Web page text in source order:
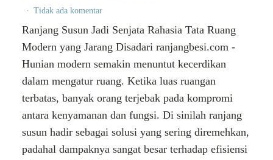
Tidak ada komentar
Ranjang Susun Jadi Senjata Rahasia Tata Ruang
Modern yang Jarang Disadari ranjangbesi.com -
Hunian modern semakin menuntut kecerdikan
dalam mengatur ruang. Ketika luas ruangan
terbatas, banyak orang terjebak pada kompromi
antara kenyamanan dan fungsi. Di sinilah ranjang
susun hadir sebagai solusi yang sering diremehkan,
padahal dampaknya sangat besar terhadap efisiensi